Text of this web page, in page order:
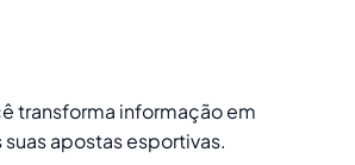
transforma informação em
apostas esportivas.